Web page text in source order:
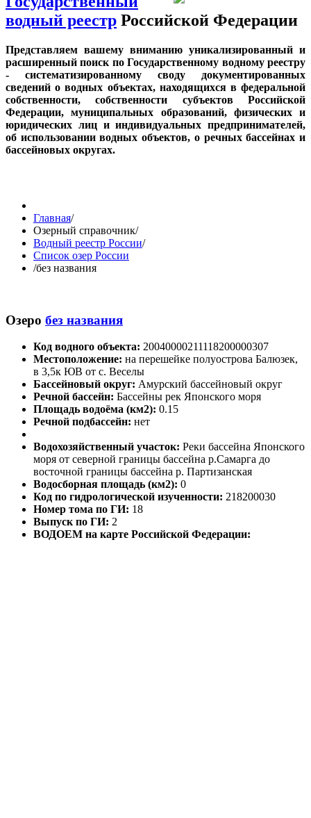
водный реестр Российской Федерации
Представляем вашему вниманию уникализированный и
расширенный поиск по Государственному водному реестру
- систематизированному своду документированных
сведений о водных объектах, находящихся в федеральной
собственности, собственности субъектов Российской
Федерации, муниципальных образований, физических и
юридических лиц и индивидуальных предпринимателей,
об использовании водных объектов, о речных бассейнах и
бассейновых округах.
Главная/
Озерный справочник/
Водный реестр России/
Список озер России
/без названия
Озеро без названия
Код водного объекта: 20040000211118200000307
Местоположение: на перешейке полуострова Балюзек,
в 3,5к ЮВ от с. Веселы
Бассейновый округ: Амурский бассейновый округ
Речной бассейн: Бассейны рек Японского моря
Площадь водоёма (км2): 0.15
Речной подбассейн: нет
Водохозяйственный участок: Реки бассейна Японского
моря от северной границы бассейна р.Самарга до
восточной границы бассейна р. Партизанская
Водосборная площадь (км2): 0
Код по гидрологической изученности: 218200030
Номер тома по ГИ: 18
Выпуск по ГИ: 2
ВОДОЕМ на карте Российской Федерации: